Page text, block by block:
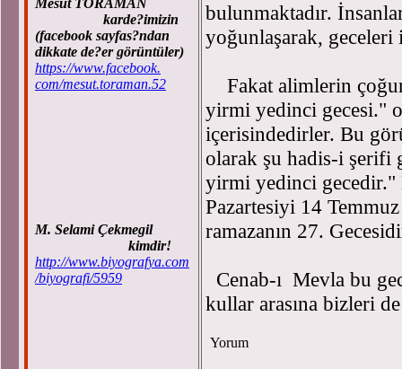
Mesut TORAMAN
karde?imizin
(facebook sayfas?ndan
dikkate de?er görüntüler)
https://www.facebook.
com/mesut.toraman.52
M. Selami Çekmegil
kimdir!
http://www.biyografya.com
/biyografi/5959
bulunmaktadır.
yoğunlaşarak,
Fakat alimlerin
yirmi yedinci gecesi."
içerisindedirler. Bu
olarak şu hadis-i şerifi
yirmi yedinci
Pazartesiyi 14
ramazanın 27.
Cenab-ı Mevla bu
kullar arasına bizleri
Yorum